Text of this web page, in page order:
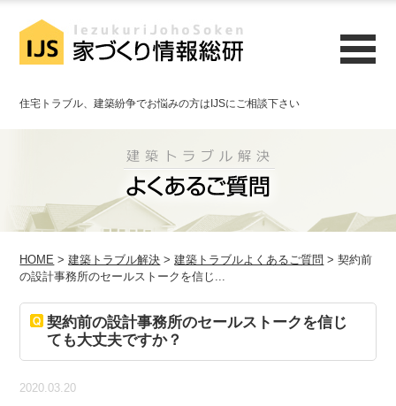
住宅トラブル、建築紛争でお悩みの方はIJSにご相談下さい
HOME >建築トラブル解決 >建築トラブルよくあるご質問 > 契約前
の設計事務所のセールストークを信じ...
契約前の設計事務所のセールストークを信じ
ても大丈夫ですか？
2020.03.20